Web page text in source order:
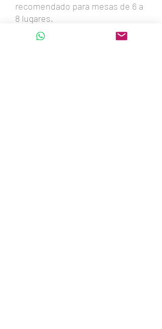
recomendado para mesas de 6 a
8 lugares.
Fazemos este lustre em todas
estas medidas: